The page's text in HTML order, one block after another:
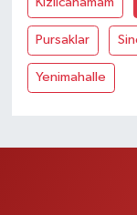
Pursaklar
Yenimahalle